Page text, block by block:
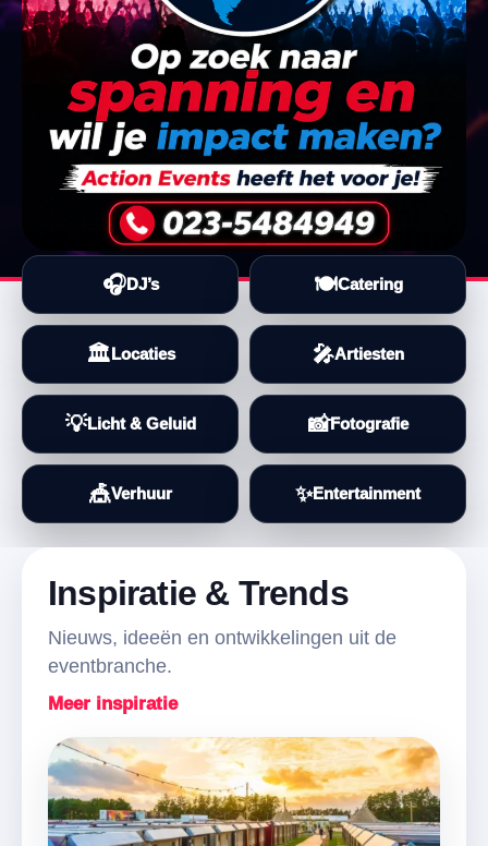
🎧DJ’s 🍽️Catering
🏛️Locaties 🎤Artiesten
💡Licht & Geluid 📸Fotografie
🎪Verhuur ✨Entertainment
Inspiratie & Trends
Nieuws, ideeën en ontwikkelingen uit de
eventbranche.
Meer inspiratie